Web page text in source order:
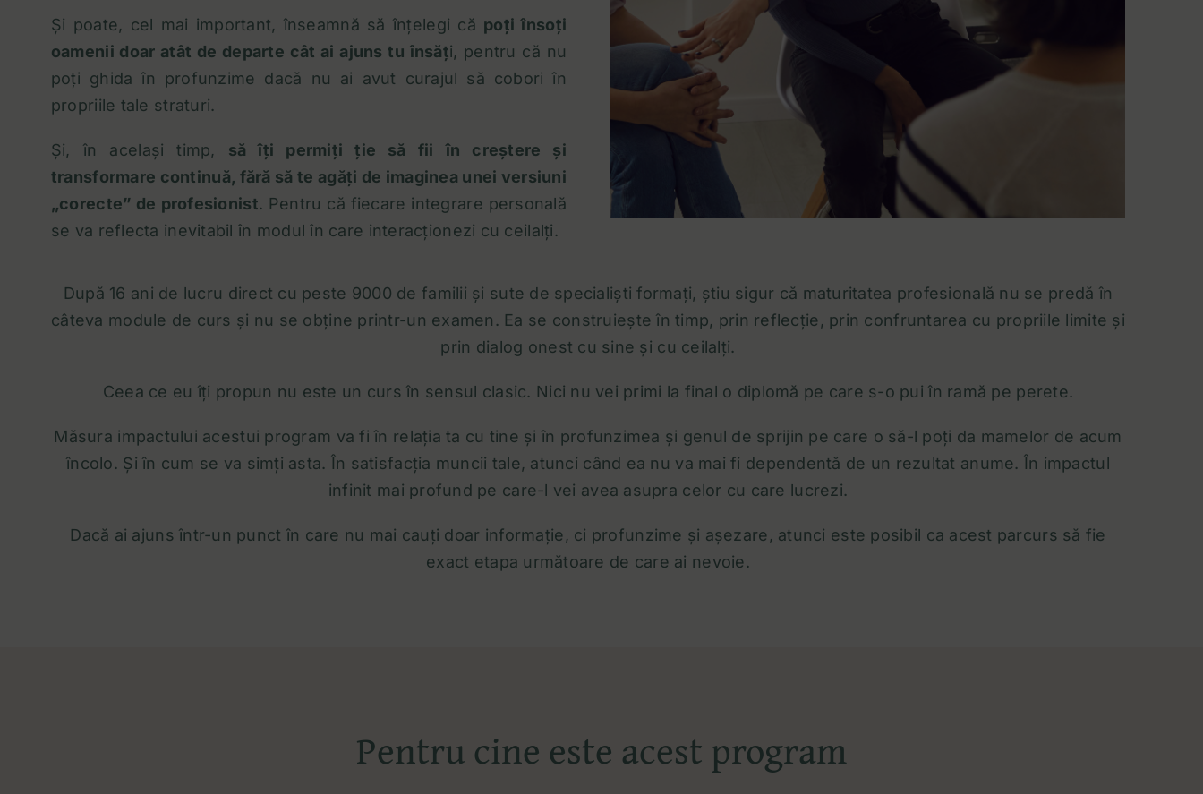
Și poate, cel mai important, înseamnă să înțelegi că poți însoți
oamenii doar atât de departe cât ai ajuns tu însăți, pentru că nu
poți ghida în profunzime dacă nu ai avut curajul să cobori în
propriile tale straturi.
Și, în același timp, să îți permiți ție să fii în creștere și
transformare continuă, fără să te agăți de imaginea unei versiuni
„corecte” de profesionist. Pentru că fiecare integrare personală
se va reflecta inevitabil în modul în care interacționezi cu ceilalți.
După 16 ani de lucru direct cu peste 9000 de familii și sute de specialiști formați, știu sigur că maturitatea profesională nu se predă în
câteva module de curs și nu se obține printr-un examen. Ea se construiește în timp, prin reflecție, prin confruntarea cu propriile limite și
prin dialog onest cu sine și cu ceilalți.
Ceea ce eu îți propun nu este un curs în sensul clasic. Nici nu vei primi la final o diplomă pe care s-o pui în ramă pe perete.
Măsura impactului acestui program va fi în relația ta cu tine și în profunzimea și genul de sprijin pe care o să-l poți da mamelor de acum
încolo. Și în cum se va simți asta. În satisfacția muncii tale, atunci când ea nu va mai fi dependentă de un rezultat anume. În impactul
infinit mai profund pe care-l vei avea asupra celor cu care lucrezi.
Dacă ai ajuns într-un punct în care nu mai cauți doar informație, ci profunzime și așezare, atunci este posibil ca acest parcurs să fie
exact etapa următoare de care ai nevoie.
Pentru cine este acest program